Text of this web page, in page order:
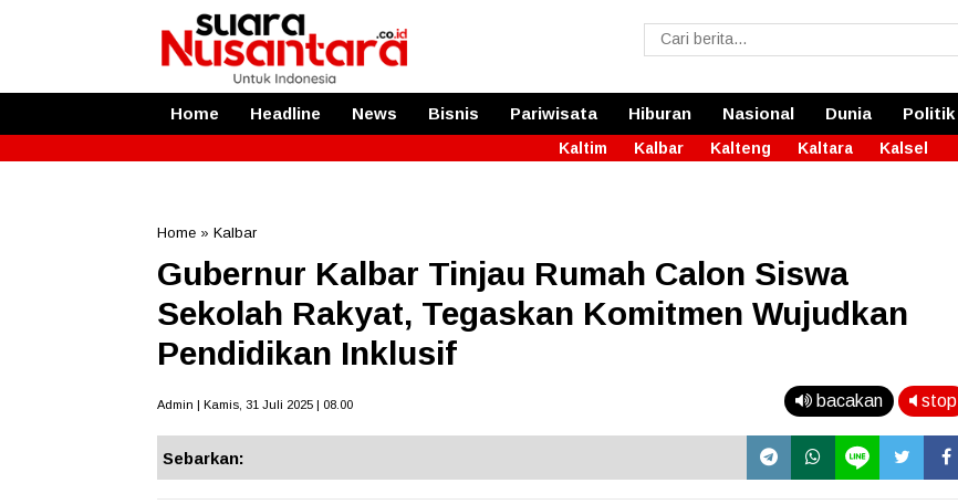
Home Headline News Bisnis Pariwisata Hiburan Nasional Dunia Politik
Kaltim Kalbar Kalteng Kaltara Kalsel
Home » Kalbar
Gubernur Kalbar Tinjau Rumah Calon Siswa
Sekolah Rakyat, Tegaskan Komitmen Wujudkan
Pendidikan Inklusif
Admin | Kamis, 31 Juli 2025 | 08.00 bacakan stop
Sebarkan: